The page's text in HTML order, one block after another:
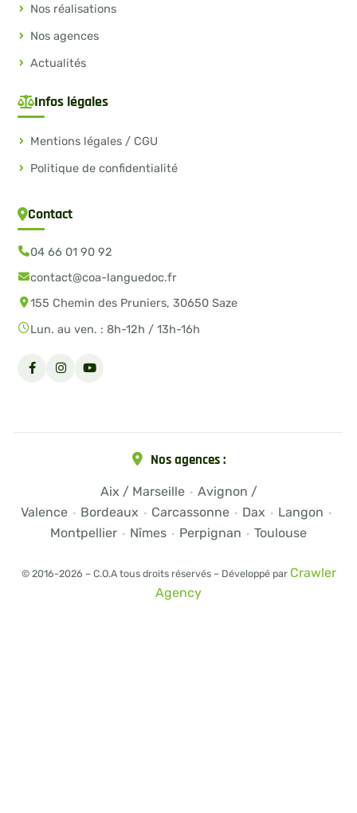
Nos réalisations
Nos agences
Actualités
Infos légales
Mentions légales / CGU
Politique de confidentialité
Contact
04 66 01 90 92
contact@coa-languedoc.fr
155 Chemin des Pruniers, 30650 Saze
Lun. au ven. : 8h-12h / 13h-16h
Nos agences :
Aix / Marseille · Avignon /
Valence · Bordeaux · Carcassonne · Dax · Langon ·
Montpellier · Nîmes · Perpignan · Toulouse
© 2016-2026 – C.O.A tous droits réservés – Développé par Crawler
Agency